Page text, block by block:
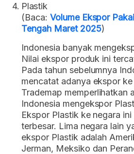
Plastik
(Baca: Volume Ekspor
Tengah Maret 2025)
Indonesia banyak
Nilai ekspor produk ini
Pada tahun sebelumnya
mencatat adanya ekspor
Trademap memperlihatkan
Indonesia mengekspor
Ekspor Plastik ke negara
terbesar. Lima negara lain
ekspor Plastik adalah
Jerman, Meksiko dan